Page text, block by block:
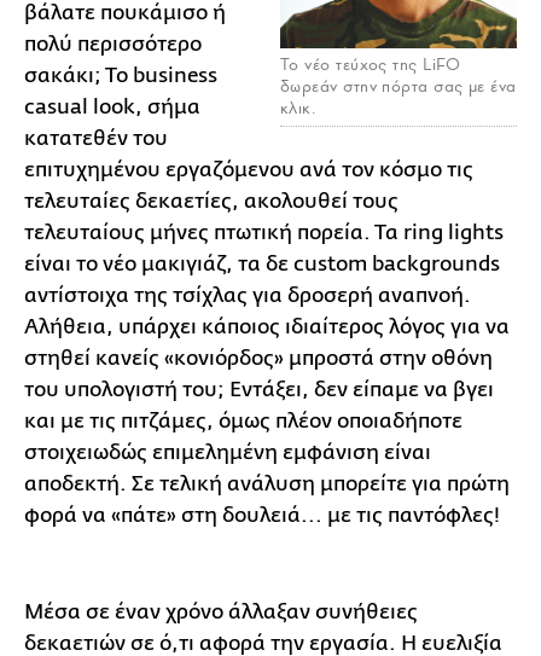
Το νέο τεύχος της LiFO
δωρεάν στην πόρτα σας με ένα
κλικ.
βάλατε πουκάμισο ή
πολύ περισσότερο
σακάκι; Το business
casual look, σήμα
κατατεθέν του
επιτυχημένου εργαζόμενου ανά τον κόσμο τις
τελευταίες δεκαετίες, ακολουθεί τους
τελευταίους μήνες πτωτική πορεία. Τα ring lights
είναι το νέο μακιγιάζ, τα δε custom backgrounds
αντίστοιχα της τσίχλας για δροσερή αναπνοή.
Αλήθεια, υπάρχει κάποιος ιδιαίτερος λόγος για να
στηθεί κανείς «κονιόρδος» μπροστά στην οθόνη
του υπολογιστή του; Εντάξει, δεν είπαμε να βγει
και με τις πιτζάμες, όμως πλέον οποιαδήποτε
στοιχειωδώς επιμελημένη εμφάνιση είναι
αποδεκτή. Σε τελική ανάλυση μπορείτε για πρώτη
φορά να «πάτε» στη δουλειά... με τις παντόφλες!
Μέσα σε έναν χρόνο άλλαξαν συνήθειες
δεκαετιών σε ό,τι αφορά την εργασία. Η ευελιξία